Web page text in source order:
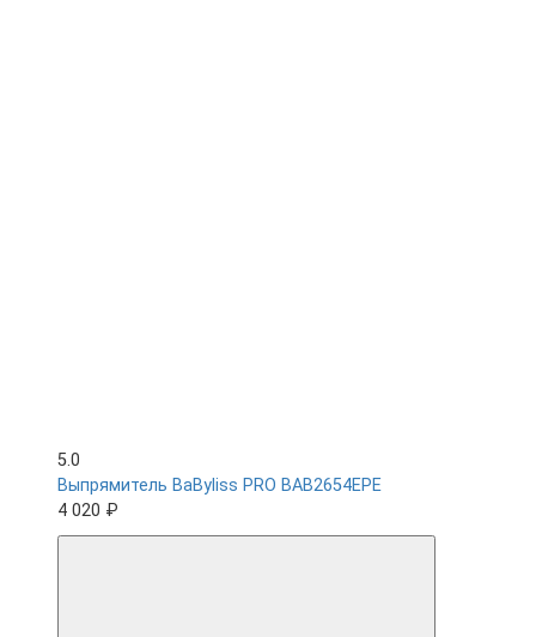
5.0
Выпрямитель BaByliss PRO BAB2654EPE
4 020 ₽